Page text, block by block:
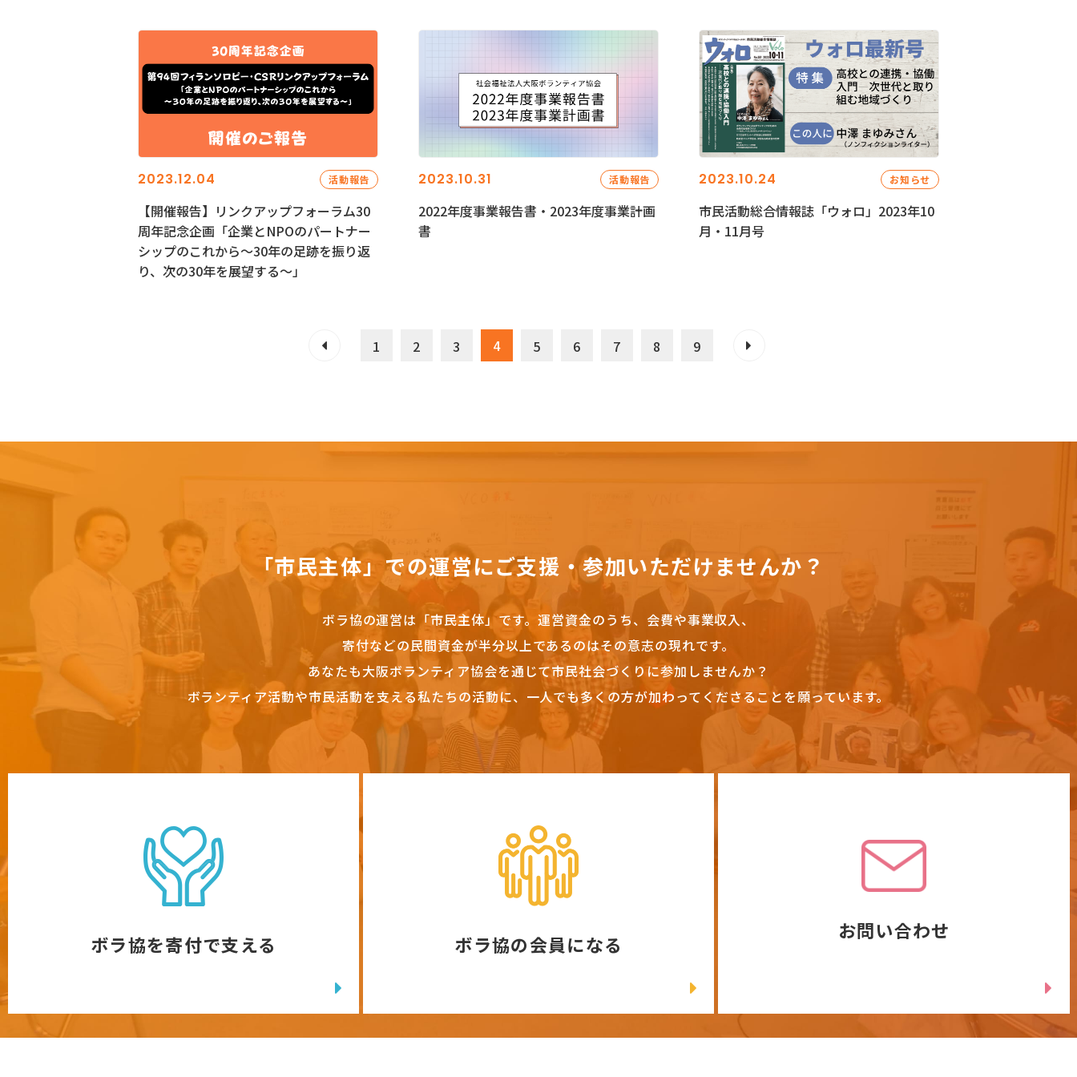
2023.12.04 活動報告
【開催報告】リンクアップフォーラム30
周年記念企画「企業とNPOのパートナー
シップのこれから～30年の足跡を振り返
り、次の30年を展望する～」
2023.10.31 活動報告
2022年度事業報告書・2023年度事業計画
書
2023.10.24 お知らせ
市民活動総合情報誌「ウォロ」2023年10
月・11月号
1 2 3 4 5 6 7 8 9
「市民主体」での運営にご支援・参加いただけませんか？
ボラ協の運営は「市民主体」です。 運営資金のうち、会費や事業収入、
寄付などの民間資金が半分以上であるのはその意志の現れです。
あなたも大阪ボランティア協会を通じて市民社会づくりに参加しませんか？
ボランティア活動や市民活動を支える私たちの活動に、一人でも多くの方が加わってくださることを願っています。
ボラ協を寄付で支える ボラ協の会員になる
お問い合わせ